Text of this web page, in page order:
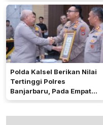
Polda Kalsel Berikan Nilai
Tertinggi Polres
Banjarbaru, Pada Empat
Bidang Utama